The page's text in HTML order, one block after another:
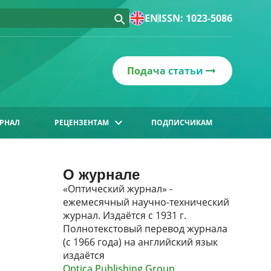
ENISSN: 1023-5086
Подача статьи
РЕЦЕНЗЕНТАМ ПОДПИСЧИКАМ
О журнале
«Оптический журнал» -
ежемесячный научно-технический
журнал. Издаётся с 1931 г.
Полнотекстовый перевод журнала
(с 1966 года) на английский язык
издаётся